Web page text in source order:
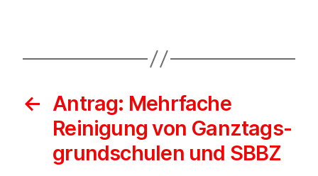
← Antrag: Mehrfache
Reinigung von Ganztags-
grundschulen und SBBZ